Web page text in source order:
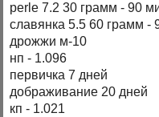
perle 7.2 30 грамм - 90
славянка 5.5 60 грамм -
дрожжи м-10
нп - 1.096
первичка 7 дней
дображивание 20 дней
кп - 1.021